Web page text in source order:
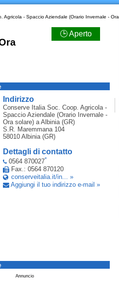
- Spaccio Aziendale (Orario Invernale - Ora
🕒 Aperto
Indirizzo
Conserve Italia Soc. Coop. Agricola -
Spaccio Aziendale (Orario Invernale -
Ora solare)a Albinia (GR)
S.R. Maremmana 104
58010 Albinia (GR)
Dettagli di contatto
0564 870027*
Fax.: 0564 870120
conserveitalia.it/in... »
Aggiungi il tuo indirizzo e-mail »
Annuncio